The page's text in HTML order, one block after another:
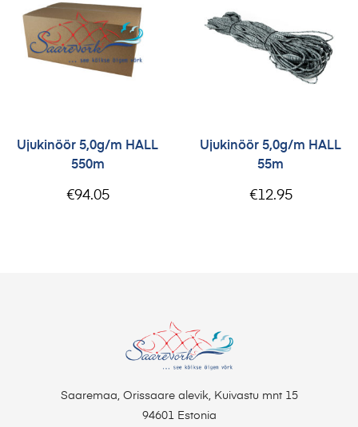
Ujukinöör 5,0g/m HALL
550m
€94.05
Ujukinöör 5,0g/m HALL
55m
€12.95
Saaremaa, Orissaare alevik, Kuivastu mnt 15
94601 Estonia